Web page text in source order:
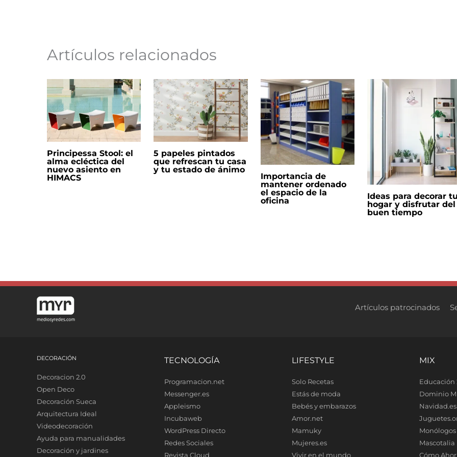
Artículos relacionados
Principessa Stool: el
alma ecléctica del
nuevo asiento en
HIMACS
5 papeles pintados
que refrescan tu casa
y tu estado de ánimo
Importancia de
mantener ordenado
el espacio de la
oficina
Ideas para decorar
hogar y disfrutar del
buen tiempo
Artículos patrocinados
DECORACIÓN
Decoracion 2.0
Open Deco
Decoración Sueca
Arquitectura Ideal
Videodecoración
Ayuda para manualidades
Decoración y jardines
TECNOLOGÍA
Programacion.net
Messenger.es
Appleismo
Incubaweb
WordPress Directo
Redes Sociales
Revista Cloud
LIFESTYLE
Solo Recetas
Estás de moda
Bebés y embarazos
Amor.net
Mamuky
Mujeres.es
Vivir en el mundo
MIX
Educación
Dominio
Navidad.es
Monólogos
Mascotalia
Cómo